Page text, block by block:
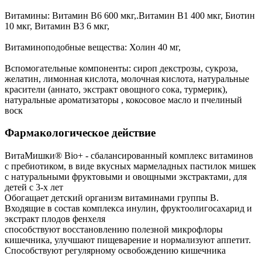
Витамины: Витамин В6 600 мкг,.Витамин В1 400 мкг, Биотин
10 мкг, Витамин В3 6 мкг,
Витаминоподобные вещества: Холин 40 мг,
Вспомогательные компоненты: сироп декстрозы, сукроза,
желатин, лимонная кислота, молочная кислота, натуральные
красители (аннато, экстракт овощного сока, турмерик),
натуральные ароматизаторы , кокосовое масло и пчелиный
воск
Фармакологическое действие
ВитаМишки® Bio+ - сбалансированный комплекс витаминов
с пребиотиком, в виде вкусных мармеладных пастилок мишек
с натуральными фруктовыми и овощными экстрактами, для
детей с 3-х лет
Обогащает детский организм витаминами группы В.
Входящие в состав комплекса инулин, фруктоолигосахарид и
экстракт плодов фенхеля
способствуют восстановлению полезной микрофлоры
кишечника, улучшают пищеварение и нормализуют аппетит.
Способствуют регулярному освобождению кишечника